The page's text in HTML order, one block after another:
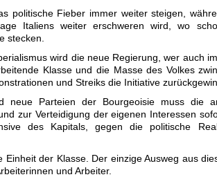
politische Fieber immer weiter steigen,
Italiens weiter erschweren wird, wo
stecken.
wird die neue Regierung, wer auch
Klasse und die Masse des Volkes
und Streiks die Initiative
neue Parteien der Bourgeoisie muss die
zur Verteidigung der eigenen Interessen
des Kapitals, gegen die politische
Einheit der Klasse. Der einzige Ausweg aus
und Arbeiter.